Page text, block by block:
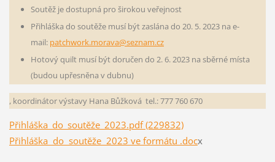
Soutěž je dostupná pro širokou veřejnost
Přihláška do soutěže musí být zaslána do 20. 5. 2023 na e-
mail: patchwork.morava@seznam.cz
Hotový quilt musí být doručen do 2. 6. 2023 na sběrné místa
(budou upřesněna v dubnu)
, koordinátor výstavy Hana Bůžková tel.: 777 760 670
Přihláška_do_soutěže_2023.pdf (229832)
Přihláška do soutěže 2023 ve formátu .docx